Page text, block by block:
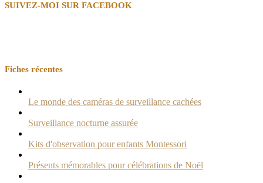
SUIVEZ-MOI SUR FACEBOOK
Fiches récentes
Le monde des caméras de surveillance cachées
Surveillance nocturne assurée
Kits d'observation pour enfants Montessori
Présents mémorables pour célébrations de Noël